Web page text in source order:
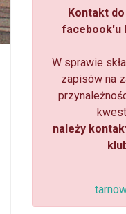
Kontakt do
facebook'u
W sprawie
zapisów na
należy